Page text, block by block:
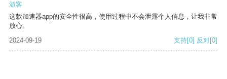
游客
这款加速器app的安全性很高，使用过程中不会泄露个人信息，让我非常
放心。
2024-09-19
支持[0] 反对[0]